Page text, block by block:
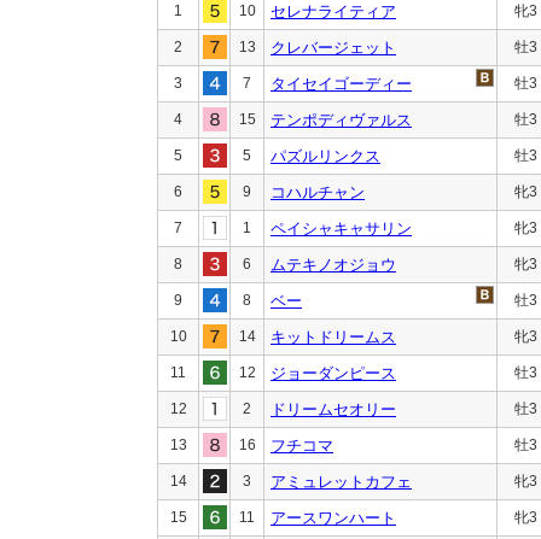
1 10 セレナライティア 牝3
2 13 クレバージェット 牡3
3 7 タイセイゴーディー 牡3
4 15 テンポディヴァルス 牡3
5 5 パズルリンクス 牡3
6 9 コハルチャン 牝3
7 1 ペイシャキャサリン 牝3
8 6 ムテキノオジョウ 牝3
9 8 ベー 牡3
10 14 キットドリームス 牝3
11 12 ジョーダンピース 牡3
12 2 ドリームセオリー 牡3
13 16 フチコマ 牡3
14 3 アミュレットカフェ 牝3
15 11 アースワンハート 牝3